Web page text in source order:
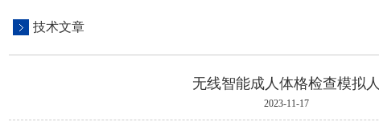
技术文章
无线智能成人体格检查模拟人
2023-11-17